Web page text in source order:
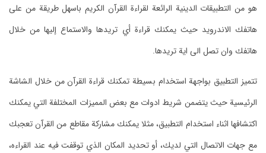
هو من التطبيقات الدينية الرائعة لقراءة القرآن الكريم باسهل طريقة من على
هاتفك الاندرويد حيث يمكنك قراءة أي تريدها والاستماع إليها من خلال
هاتفك وان تصل الى اية تريدها.
تتميز التطبيق بواجهة استخدام بسيطة تمكنك قراءة القرآن من خلال الشاشة
الرئيسية حيث يتضمن شريط ادوات مع بعض المميزات المختلفة التي يمكنك
اكتشافها اثناء استخدام التطبيق، مثلا يمكنك مشاركة مقاطع من القرآن تعجبك
مع جهات الاتصال التي لديك، أو تحديد المكان الذي توقفت فيه عند القراءه،